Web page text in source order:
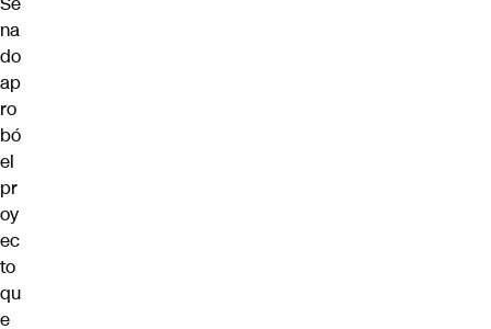
na
do
ap
ro
bó
el
pr
oy
ec
to
qu
e